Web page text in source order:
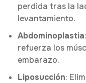
perdida tras la
levantamiento.
Abdominoplastia
refuerza los
embarazo.
Liposucción: